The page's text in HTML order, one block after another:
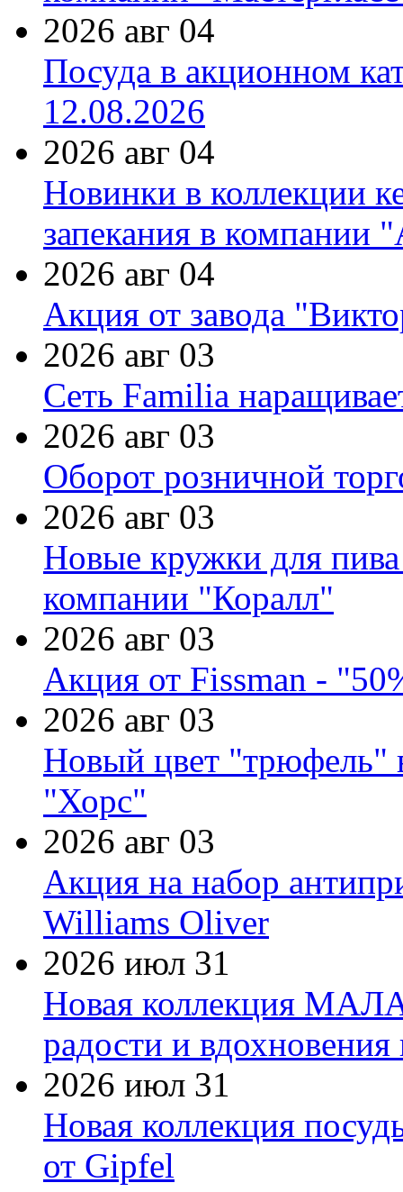
2026 авг 04
Посуда в акционном
12.08.2026
2026 авг 04
Новинки в коллекции
запекания в компании
2026 авг 04
Акция от завода
2026 авг 03
Сеть Familia
2026 авг 03
Оборот розничной
2026 авг 03
Новые кружки для
компании "Коралл"
2026 авг 03
Акция от Fissman -
2026 авг 03
Новый цвет "трюфель"
"Хорс"
2026 авг 03
Акция на набор
Williams Oliver
2026 июл 31
Новая коллекция
радости и
2026 июл 31
Новая коллекция
от Gipfel